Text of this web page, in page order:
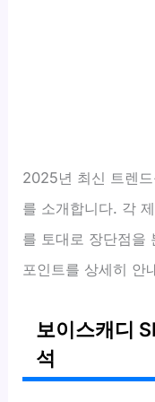
2025년 최신 트렌
를 소개합니다. 각
를 토대로 장단점을
포인트를 상세히 안
보이스캐디
석